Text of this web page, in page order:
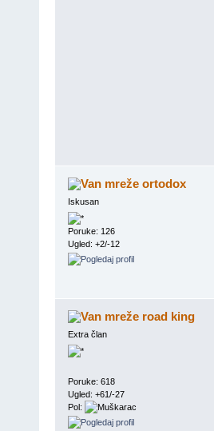
ortodox
Iskusan
Poruke: 126
Ugled: +2/-12
road king
Extra član
Poruke: 618
Ugled: +61/-27
Pol: